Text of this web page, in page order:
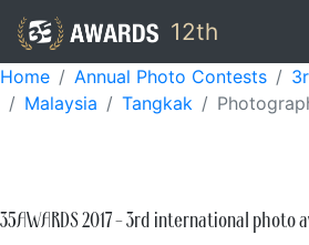
12th
Home Annual Photo Contests
Malaysia
Tangkak
35AWARDS2017- 3rd international photo